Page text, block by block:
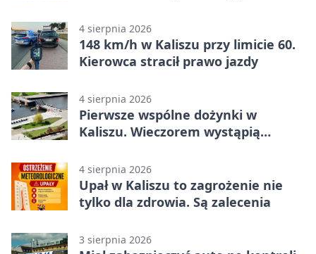
4 sierpnia 2026
148 km/h w Kaliszu przy limicie 60.
Kierowca stracił prawo jazdy
4 sierpnia 2026
Pierwsze wspólne dożynki w
Kaliszu. Wieczorem wystąpią
4 sierpnia 2026
Upał w Kaliszu to zagrożenie nie
tylko dla zdrowia. Są zalecenia
3 sierpnia 2026